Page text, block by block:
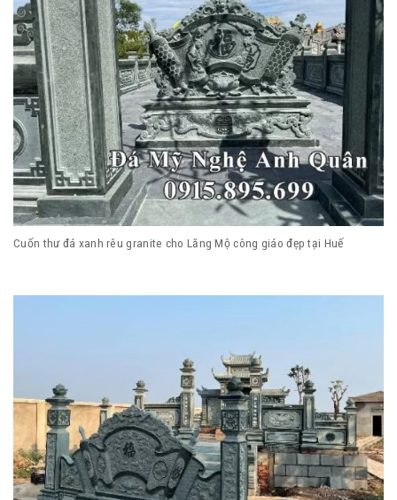
Cuốn thư đá xanh rêu granite cho Lăng Mộ công giáo đẹp tại Huế